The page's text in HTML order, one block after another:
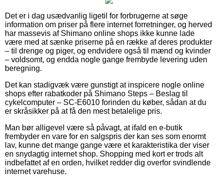
Det er i dag usædvanlig ligetil for forbrugerne at søge
information om priser på flere internet forretninger, og herved
har massevis af Shimano online shops ikke kunne lade
være med at sænke priserne på en række af deres produkter
– til drenge og piger, og endvidere også til mænd og kvinder
– voldsomt, og endda nogle gange frembyde levering uden
beregning.
Det kan stadigvæk være gunstigt at inspicere nogle online
shops efter rabatkoder på Shimano Steps – Beslag til
cykelcomputer – SC-E6010 forinden du køber, sådan at du
er skråsikker på at få den mest betalelige pris.
Man bør alligevel være så påvagt, at ifald en e-butik
frembyder en vare for en salgspris der kan ses som enormt
lav, kunne det mange gange være et karakteristika der viser
en snydagtig internet shop. Shopping med kort er trods alt
indbefattet af en orden, hvilket redder dig overfor svindlende
internet varehuse.